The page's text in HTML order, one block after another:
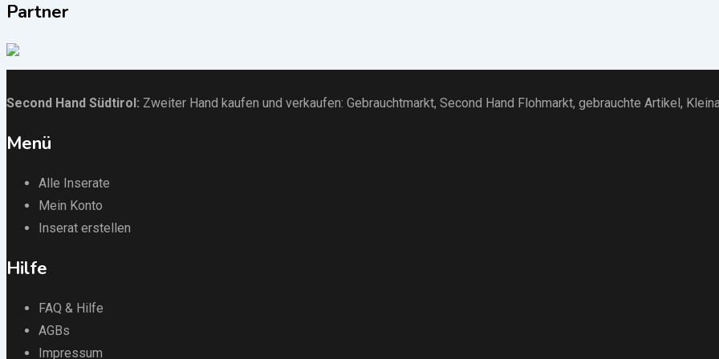
Partner
Second Hand Südtirol : Zweiter Hand kaufen und verkaufen: Gebrauchtmarkt, Second Hand Flohmarkt, gebrauchte Artikel ,
Menü
Alle Inserate
Mein Konto
Inserat erstellen
Hilfe
FAQ & Hilfe
AGBs
Impressum